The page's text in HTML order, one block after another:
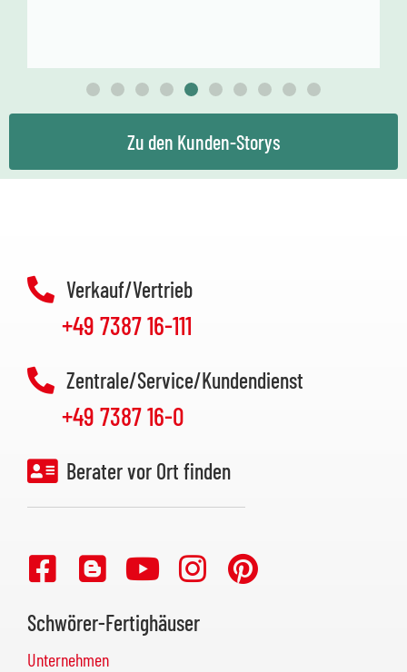
Zu den Kunden-Storys
Verkauf/Vertrieb
+49 7387 16-111
Zentrale/Service/Kundendienst
+49 7387 16-0
Berater vor Ort finden
Schwörer-Fertighäuser
Unternehmen